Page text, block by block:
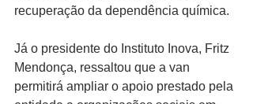
recuperação da dependência química.
Já o presidente do Instituto Inova, Fritz
Mendonça, ressaltou que a van
permitirá ampliar o apoio prestado pela